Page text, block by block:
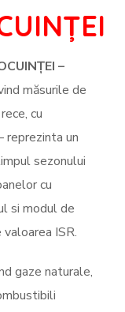
–
măsurile de
cu
reprezinta un
sezonului
cu
si modul de
ISR.
gaze naturale,